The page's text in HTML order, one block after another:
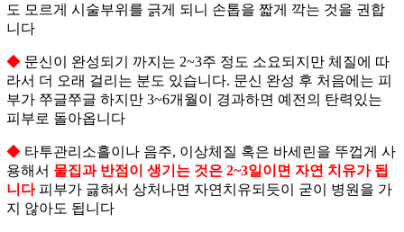
도 모르게 시술부위를 긁게 되니 손톱을 짧게 깍는 것을 권합
니다
◆ 문신이 완성되기 까지는 2~3주 정도 소요되지만 체질에 따
라서 더 오래 걸리는 분도 있습니다. 문신 완성 후 처음에는 피
부가 쭈글쭈글 하지만 3~6개월이 경과하면 예전의 탄력있는
피부로 돌아옵니다
◆ 타투관리소흘이나 음주, 이상체질 혹은 바세린을 뚜껍게 사
용해서 물집과 반점이 생기는 것은 2~3일이면 자연 치유가 됩
니다 피부가 긇혀서 상처나면 자연치유되듯이 굳이 병원을 가
지 않아도 됩니다